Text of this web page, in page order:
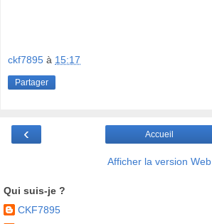
ckf7895 à 15:17
Partager
‹ Accueil
Afficher la version Web
Qui suis-je ?
CKF7895